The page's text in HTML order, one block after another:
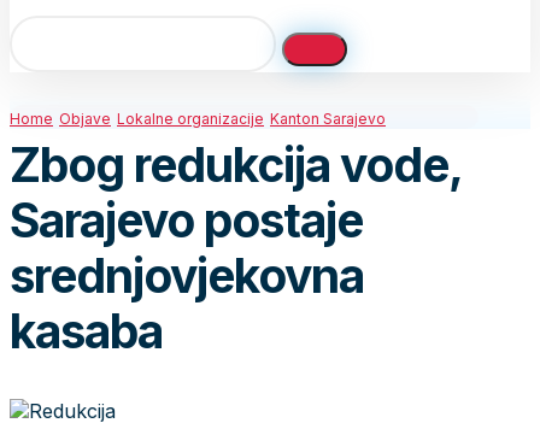
Home Objave Lokalne organizacije Kanton Sarajevo
Zbog redukcija vode,
Sarajevo postaje
srednjovjekovna
kasaba